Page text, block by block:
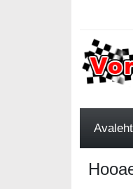
Avaleht